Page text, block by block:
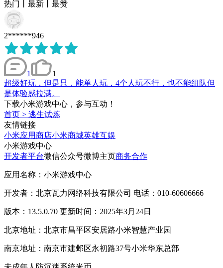
热门
最新 最赞
2******946
1
1
超级好玩，但是只，能单人玩，4个人玩不行，也不能组队但
是体验感拉满。
下载小米游戏中心，参与互动！
首页 > 逃生试炼
友情链接
小米应用商店小米商城英雄互娱
小米游戏中心
开发者平台微信公众号微博主页商务合作
应用名称：小米游戏中心
开发者：北京瓦力网络科技有限公司 电话：010-60606666
版本：13.5.0.70 更新时间：2025年3月24日
北京地址：北京市昌平区安居路小米智慧产业园
南京地址：南京市建邺区永初路37号小米华东总部